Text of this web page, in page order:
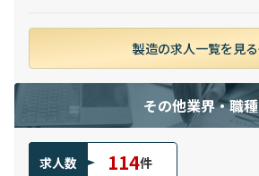
製造の求人一覧を見る
その他業界・職種
求人数 114件